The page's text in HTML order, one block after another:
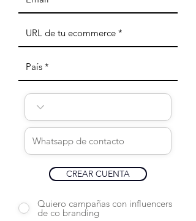
CREAR CUENTA
Quiero campañas con influencers
de co branding